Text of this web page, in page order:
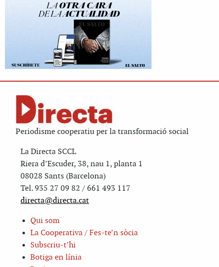
Periodisme cooperatiu per la transformació social
La Directa SCCL
Riera d’Escuder, 38, nau 1, planta 1
08028 Sants (Barcelona)
Tel. 935 27 09 82 / 661 493 117
directa@directa.cat
Qui som
La Cooperativa / Fes-te’n sòcia
Subscriu-t’hi
Botiga en línia